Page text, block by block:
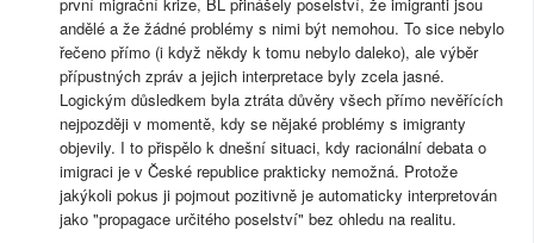
andělé a že žádné problémy s nimi být nemohou. To sice nebylo
řečeno přímo (i když někdy k tomu nebylo daleko), ale výběr
přípustných zpráv a jejich interpretace byly zcela jasné.
Logickým důsledkem byla ztráta důvěry všech přímo nevěřících
nejpozději v momentě, kdy se nějaké problémy s imigranty
objevily. I to přispělo k dnešní situaci, kdy racionální debata o
imigraci je v České republice prakticky nemožná. Protože
jakýkoli pokus ji pojmout pozitivně je automaticky interpretován
jako "propagace určitého poselství" bez ohledu na realitu.